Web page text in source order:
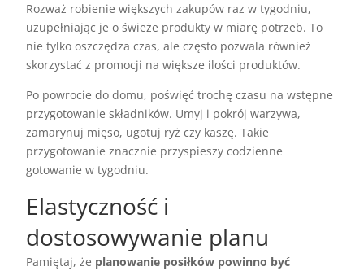
Rozważ robienie większych zakupów raz w tygodniu,
uzupełniając je o świeże produkty w miarę potrzeb. To
nie tylko oszczędza czas, ale często pozwala również
skorzystać z promocji na większe ilości produktów.
Po powrocie do domu, poświęć trochę czasu na wstępne
przygotowanie składników. Umyj i pokrój warzywa,
zamarynuj mięso, ugotuj ryż czy kaszę. Takie
przygotowanie znacznie przyspieszy codzienne
gotowanie w tygodniu.
Elastyczność i
dostosowywanie planu
Pamiętaj, że planowanie posiłków powinno być